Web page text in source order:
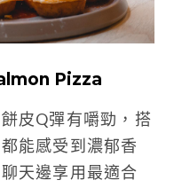
Pizza
皮Q彈有嚼勁，搭
能感受到濃郁香
天邊享用最適合